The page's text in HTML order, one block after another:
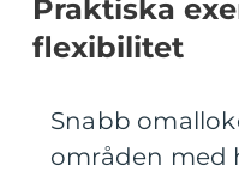
Praktiska
flexibilitet
Snabb
områden med